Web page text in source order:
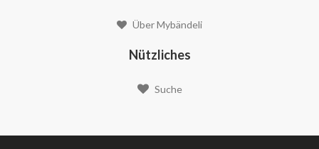
Über Mybändeli
Nützliches
Suche